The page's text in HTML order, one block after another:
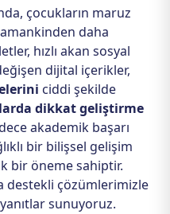
çocukların maruz
daha
hızlı akan sosyal
dijital içerikler,
ciddi şekilde
dikkat geliştirme
akademik başarı
bir bilişsel gelişim
bir öneme sahiptir.
destekli çözümlerimizle
sunuyoruz.